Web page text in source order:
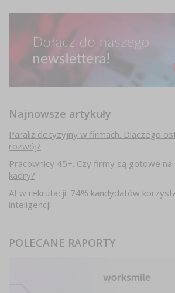
Najnowsze artykuły
Paraliż decyzyjny w firmach. Dlaczego
rozwój?
Pracownicy 45+. Czy firmy są gotowe
kadry?
AI w rekrutacji. 74% kandydatów
inteligencji
POLECANE RAPORTY